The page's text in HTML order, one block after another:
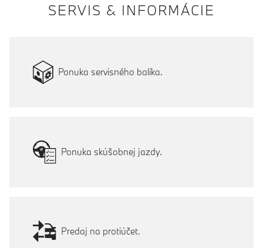
SERVIS & INFORMÁCIE
Ponuka servisného balíka.
Ponuka skúšobnej jazdy.
Predaj na protiúčet.